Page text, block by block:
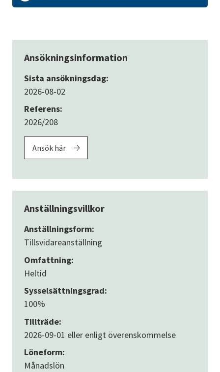
Ansökningsinformation
Sista ansökningsdag:
2026-08-02
Referens:
2026/208
Ansök här
Anställningsvillkor
Anställningsform:
Tillsvidareanställning
Omfattning:
Heltid
Sysselsättningsgrad:
100%
Tillträde:
2026-09-01 eller enligt överenskommelse
Löneform:
Månadslön